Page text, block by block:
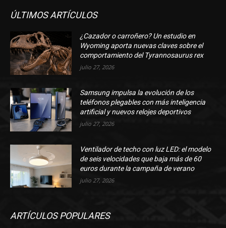
ÚLTIMOS ARTÍCULOS
¿Cazador o carroñero? Un estudio en
Wyoming aporta nuevas claves sobre el
comportamiento del Tyrannosaurus rex
julio 27, 2026
Samsung impulsa la evolución de los
teléfonos plegables con más inteligencia
artificial y nuevos relojes deportivos
julio 27, 2026
Ventilador de techo con luz LED: el modelo
de seis velocidades que baja más de 60
euros durante la campaña de verano
julio 27, 2026
ARTÍCULOS POPULARES